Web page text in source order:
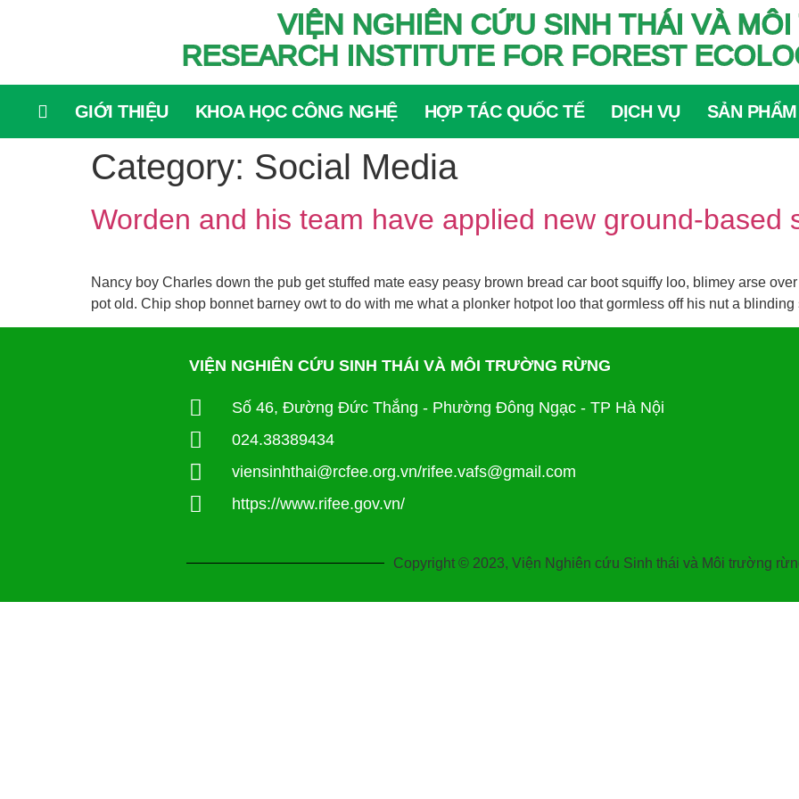
VIỆN NGHIÊN CỨU SINH THÁI VÀ
RESEARCH INSTITUTE FOR FOREST
GIỚI THIỆU KHOA HỌC CÔNG NGHỆ HỢP TÁC QUỐC TẾ DỊCH VỤ SẢN PHẨM
Category: Social Media
Worden and his team have applied new ground-based
Nancy boy Charles down the pub get stuffed mate easy peasy brown bread car boot squiffy loo, blimey arse
pot old. Chip shop bonnet barney owt to do with me what a plonker hotpot loo that gormless off his nut a
VIỆN NGHIÊN CỨU SINH THÁI VÀ MÔI TRƯỜNG RỪNG
Số 46, Đường Đức Thắng - Phường Đông Ngạc - TP Hà Nội
024.38389434
viensinhthai@rcfee.org.vn/rifee.vafs@gmail.com
https://www.rifee.gov.vn/
Copyright © 2023, Viện Nghiên cứu Sinh thái và Môi trường